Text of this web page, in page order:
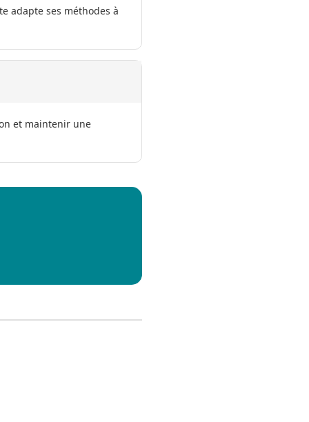
adapte ses méthodes à
et maintenir une